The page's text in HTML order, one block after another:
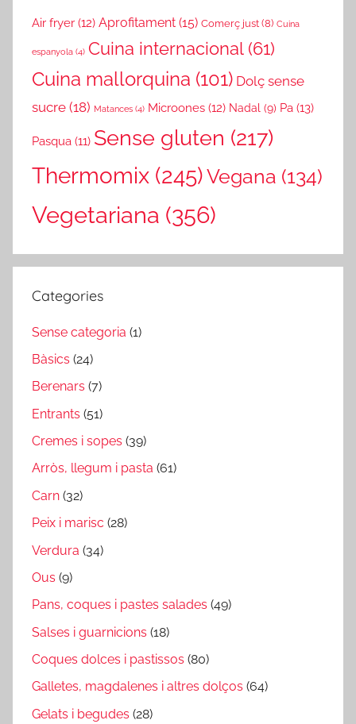
Air fryer (12) Aprofitament (15) Comerç just (8) Cuina
espanyola (4) Cuina internacional(61)
Cuina mallorquina (101) Dolç sense
sucre (18) Matances (4) Microones (12) Nadal (9) Pa (13)
Pasqua (11) Sense gluten (217)
Thermomix (245)Vegana (134)
Vegetariana (356)
Categories
Sense categoria (1)
Bàsics (24)
Berenars (7)
Entrants (51)
Cremes i sopes (39)
Arròs, llegum i pasta (61)
Carn (32)
Peix i marisc (28)
Verdura (34)
Ous (9)
Pans, coques i pastes salades (49)
Salses i guarnicions (18)
Coques dolces i pastissos (80)
Galletes, magdalenes i altres dolços (64)
Gelats i begudes (28)